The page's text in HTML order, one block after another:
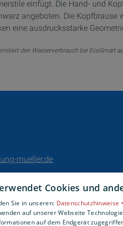
einfügt. Die Hand- und
angeboten. Die Kopfbrause
eine ausdrucksstarke
den Wasserverbrauch bei EcoSmart
mueller.de
Cookies und
Sie in unseren: Datenschutzhinweise •
auf unserer Webseite
auf dem Endgerät